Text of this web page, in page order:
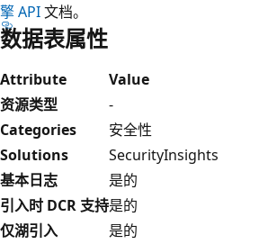
擎 API文档。
数据表属性
Attribute
Value
资源类型
-
Categories
安全性
Solutions
SecurityInsights
基本日志
是的
引入时 DCR 支持是的
仅湖引入
是的